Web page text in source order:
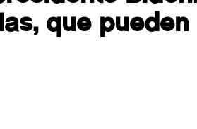
que pueden